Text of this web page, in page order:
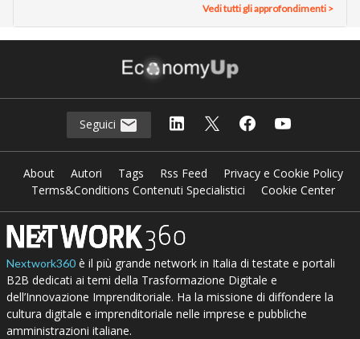
Vedi tutti gli approfondimenti >
Seguici
About Autori Tags Rss Feed
Privacy e Cookie Policy
Terms&Conditions Contenuti Specialistici
Cookie Center
Nextwork360è il più grande network in Italia di testate e portali
B2B dedicati ai temi della Trasformazione Digitale e
dell’Innovazione Imprenditoriale. Ha la missione di diffondere la
cultura digitale e imprenditoriale nelle imprese e pubbliche
amministrazioni italiane.